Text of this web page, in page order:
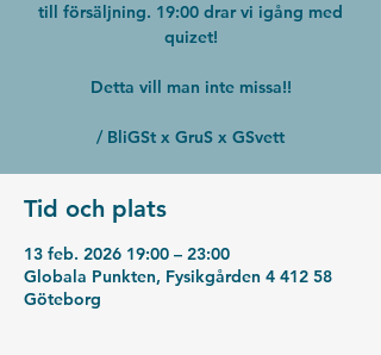
till försäljning. 19:00 drar vi igång med
quizet!
Detta vill man inte missa!!
/ BliGSt x GruS x GSvett
Tid och plats
13 feb. 2026 19:00 – 23:00
Globala Punkten, Fysikgården 4 412 58
Göteborg